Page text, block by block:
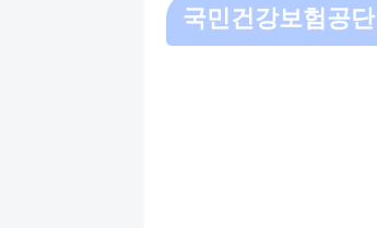
국민건강보험공단